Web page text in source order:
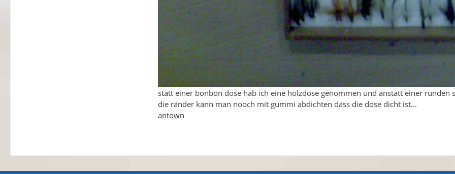
statt einer bonbon dose hab ich eine holzdose genommen und anstatt einer
die ränder kann man nooch mit gummi abdichten dass die dose dicht ist...
antown